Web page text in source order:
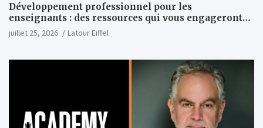
Développement professionnel pour les
enseignants : des ressources qui vous engageront
vraiment
juillet 25, 2026 Latour Eiffel